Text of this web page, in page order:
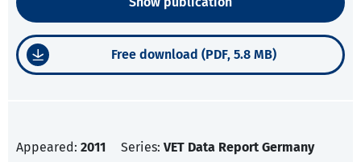
Free download (PDF, 5.8 MB)
Appeared: 2011 Series: VET Data Report Germany